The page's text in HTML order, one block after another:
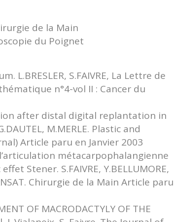
de la Main
du Poignet
L.BRESLER, S.FAIVRE, La Lettre de
n°4-vol II : Cancer du
after distal digital replantation in
M.MERLE. Plastic and
Article paru en Janvier 2003
métacarpophalangienne
Stener. S.FAIVRE, Y.BELLUMORE,
Chirurgie de la Main Article paru
OF MACRODACTYLY OF THE